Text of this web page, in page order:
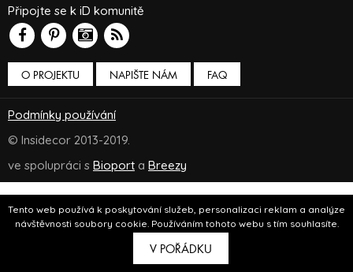
Tento web používá k poskytování služeb, personalizaci reklam a analýze
návštěvnosti soubory cookie. Používáním tohoto webu s tím souhlasíte.
V POŘÁDKU
O PROJEKTU NAPIŠTE NÁM
Připojte se k iD komunitě
FAQ
Podmínky používání
© Insidecor 2013-2019.
ve spolupráci s Bioport a Breezy